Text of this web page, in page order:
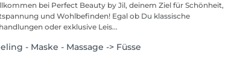
bei Perfect Beauty by Jil, deinem Ziel für Schönheit,
und Wohlbefinden! Egal ob Du klassische
oder exklusive Leis...
- Maske - Massage -> Füsse